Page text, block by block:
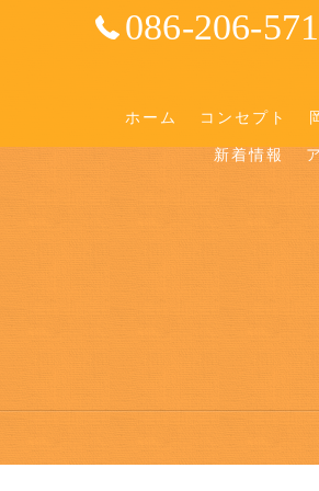
086-206-
ホーム コンセプト
新着情報